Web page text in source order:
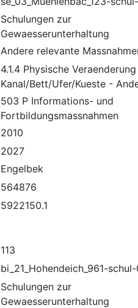
Schulungen zur
Gewaesserunterhaltung
Andere relevante
4.1.4 Physische
Kanal/Bett/Ufer/Kueste -
503 P Informations- und
Fortbildungsmassnahmen
2010
2027
Engelbek
564876
5922150.1
113
bi_21_Hohendeich_961-
Schulungen zur
Gewaesserunterhaltung